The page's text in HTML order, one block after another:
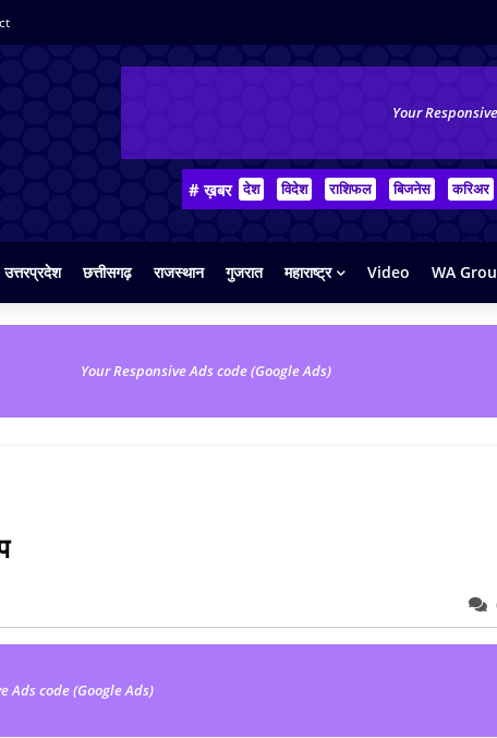
Your
# ख़बर देश विदेश राशिफल बिजनेस करिअर
उत्तरप्रदेश छत्तीसगढ़ राजस्थान गुजरात महाराष्ट्र Video WA
Your Responsive Ads code (Google Ads)
Ads code (Google Ads)